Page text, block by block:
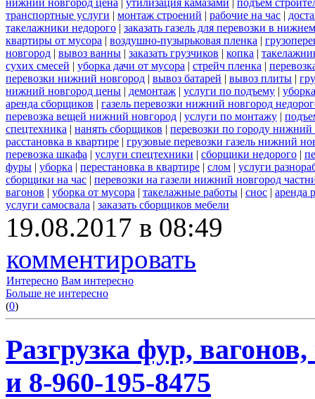
нижний новгород цена | утилизация камазами | подъем
транспортные услуги | монтаж строений | рабочие на час |
такелажники недорого | заказать газель для перевозки в
квартиры от мусора | воздушно-пузырьковая пленка |
новгород | вывоз ванны | заказать грузчиков | копка |
сухих смесей | уборка дачи от мусора | стрейч пленка |
перевозки нижний новгород | вывоз батарей | вывоз плиты |
нижний новгород цены | демонтаж | услуги по подъему |
аренда сборщиков | газель перевозки нижний новгород
перевозка вещей нижний новгород | услуги по монтажу |
спецтехника | нанять сборщиков | перевозки по городу нижний
расстановка в квартире | грузовые перевозки газель нижний
перевозка шкафа | услуги спецтехники | сборщики недорого |
фуры | уборка | перестановка в квартире | слом | услуги
сборщики на час | перевозки на газели нижний новгород
вагонов | уборка от мусора | такелажные работы | снос | аренда
услуги самосвала | заказать сборщиков мебели
19.08.2017 в 08:49
комментировать
Интересно Вам интересно
Больше не интересно
(0)
Разгрузка фур,
и 8-960-195-8475